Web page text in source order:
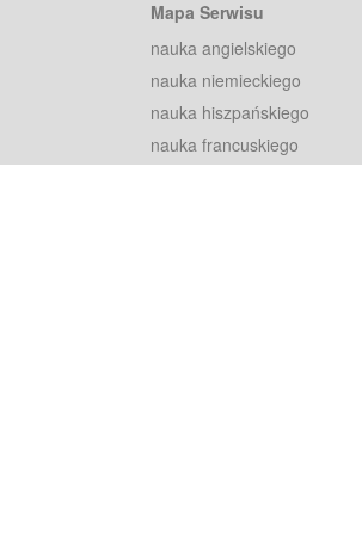
Mapa Serwisu
nauka angielskiego
nauka niemieckiego
nauka hiszpańskiego
nauka francuskiego